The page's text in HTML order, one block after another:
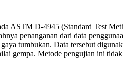
ASTM D-4945 (Standard Test
penanganan dari data
tumbukan. Data tersebut
gempa. Metode pengujian ini